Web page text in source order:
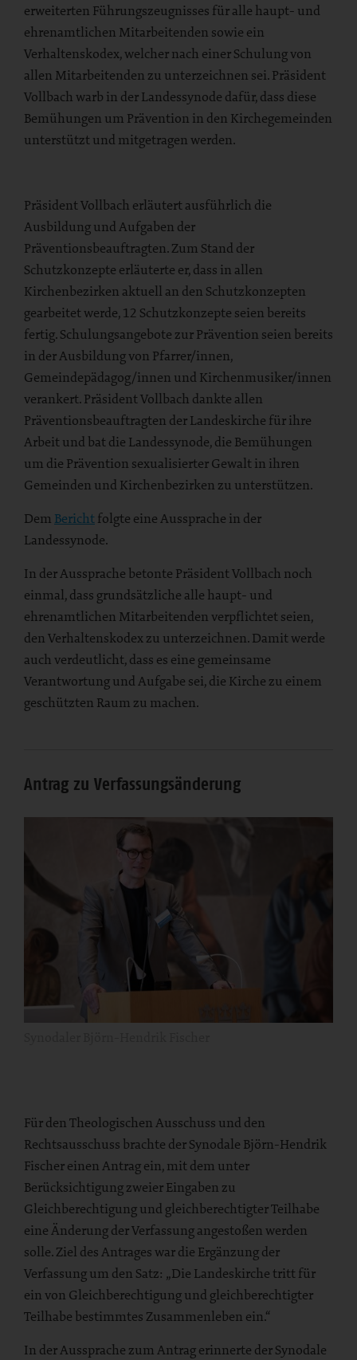
erweiterten Führungszeugnisses für alle haupt- und
ehrenamtlichen Mitarbeitenden sowie ein
Verhaltenskodex, welcher nach einer Schulung von
allen Mitarbeitenden zu unterzeichnen sei. Präsident
Vollbach warb in der Landessynode dafür, dass diese
Bemühungen um Prävention in den Kirchegemeinden
unterstützt und mitgetragen werden.
Präsident Vollbach erläutert ausführlich die
Ausbildung und Aufgaben der
Präventionsbeauftragten. Zum Stand der
Schutzkonzepte erläuterte er, dass in allen
Kirchenbezirken aktuell an den Schutzkonzepten
gearbeitet werde, 12 Schutzkonzepte seien bereits
fertig. Schulungsangebote zur Prävention seien bereits
in der Ausbildung von Pfarrer/innen,
Gemeindepädagog/innen und Kirchenmusiker/innen
verankert. Präsident Vollbach dankte allen
Präventionsbeauftragten der Landeskirche für ihre
Arbeit und bat die Landessynode, die Bemühungen
um die Prävention sexualisierter Gewalt in ihren
Gemeinden und Kirchenbezirken zu unterstützen.
Dem Berichtfolgte eine Aussprache in der
Landessynode.
In der Aussprache betonte Präsident Vollbach noch
einmal, dass grundsätzliche alle haupt- und
ehrenamtlichen Mitarbeitenden verpflichtet seien,
den Verhaltenskodex zu unterzeichnen. Damit werde
auch verdeutlicht, dass es eine gemeinsame
Verantwortung und Aufgabe sei, die Kirche zu einem
geschützten Raum zu machen.
Antrag zu Verfassungsänderung
Für den Theologischen Ausschuss und den
Rechtsausschuss brachte der Synodale Björn-Hendrik
Fischer einen Antrag ein, mit dem unter
Berücksichtigung zweier Eingaben zu
Gleichberechtigung und gleichberechtigter Teilhabe
eine Änderung der Verfassung angestoßen werden
solle. Ziel des Antrages war die Ergänzung der
Verfassung um den Satz: „Die Landeskirche tritt für
ein von Gleichberechtigung und gleichberechtigter
Teilhabe bestimmtes Zusammenleben ein.“
In der Aussprache zum Antrag erinnerte der Synodale